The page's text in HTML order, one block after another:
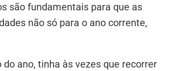
são fundamentais para que as
não só para o ano corrente,
ano, tinha às vezes que recorrer